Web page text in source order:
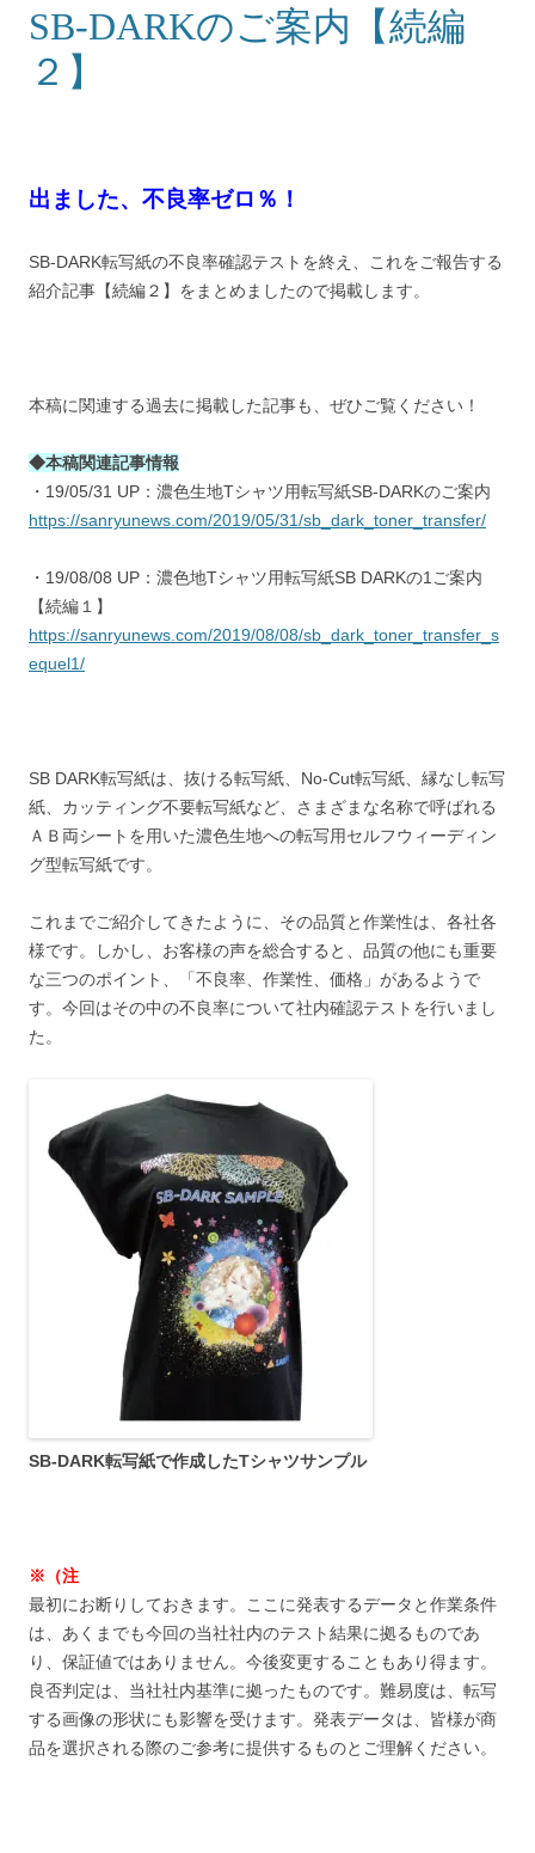
SB-DARKのご案内【続編
２】
出ました、不良率ゼロ％！
SB-DARK転写紙の不良率確認テストを終え、これをご報告する
紹介記事【続編２】をまとめましたので掲載します。
本稿に関連する過去に掲載した記事も、ぜひご覧ください！
◆本稿関連記事情報
・19/05/31 UP：濃色生地Tシャツ用転写紙SB-DARKのご案内
https://sanryunews.com/2019/05/31/sb_dark_toner_transfer/
・19/08/08 UP：濃色地Tシャツ用転写紙SB DARKの1ご案内
【続編１】
https://sanryunews.com/2019/08/08/sb_dark_toner_transfer_s
equel1/
SB DARK転写紙は、抜ける転写紙、No-Cut転写紙、縁なし転写
紙、カッティング不要転写紙など、さまざまな名称で呼ばれる
ＡＢ両シートを用いた濃色生地への転写用セルフウィーディン
グ型転写紙です。
これまでご紹介してきたように、その品質と作業性は、各社各
様です。しかし、お客様の声を総合すると、品質の他にも重要
な三つのポイント、「不良率、作業性、価格」があるようで
す。今回はその中の不良率について社内確認テストを行いまし
た。
SB-DARK転写紙で作成したTシャツサンプル
※（注
最初にお断りしておきます。ここに発表するデータと作業条件
は、あくまでも今回の当社社内のテスト結果に拠るものであ
り、保証値ではありません。今後変更することもあり得ます。
良否判定は、当社社内基準に拠ったものです。難易度は、転写
する画像の形状にも影響を受けます。発表データは、皆様が商
品を選択される際のご参考に提供するものとご理解ください。